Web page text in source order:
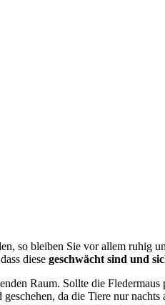
so bleiben Sie vor allem ruhig
diese geschwächt sind und
Raum. Sollte die
da die Tiere nur